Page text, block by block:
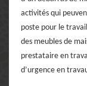
activités qui
poste pour le
des meubles de
prestataire en
d’urgence en